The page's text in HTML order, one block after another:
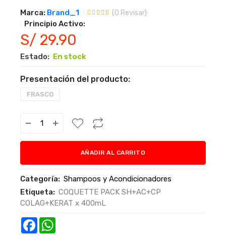
Marca: Brand_1 (0 Revisar)
Principio Activo:
S/ 29.90
Estado: En stock
Presentación del producto:
FRASCO
AÑADIR AL CARRITO
Categoría: Shampoos y Acondicionadores
Etiqueta: COQUETTE PACK SH+AC+CP
COLAG+KERAT x 400mL
Facebook